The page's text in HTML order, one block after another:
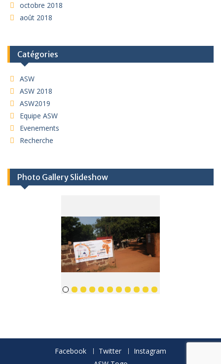
octobre 2018
août 2018
Catégories
ASW
ASW 2018
ASW2019
Equipe ASW
Evenements
Recherche
Photo Gallery Slideshow
Facebook Twitter
Instagram